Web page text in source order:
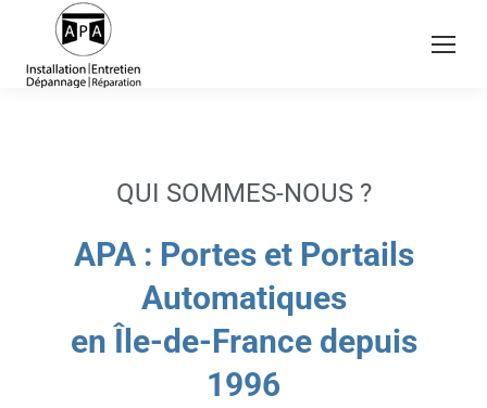
QUI SOMMES-NOUS ?
APA : Portes et Portails
Automatiques
en Île-de-France depuis
1996